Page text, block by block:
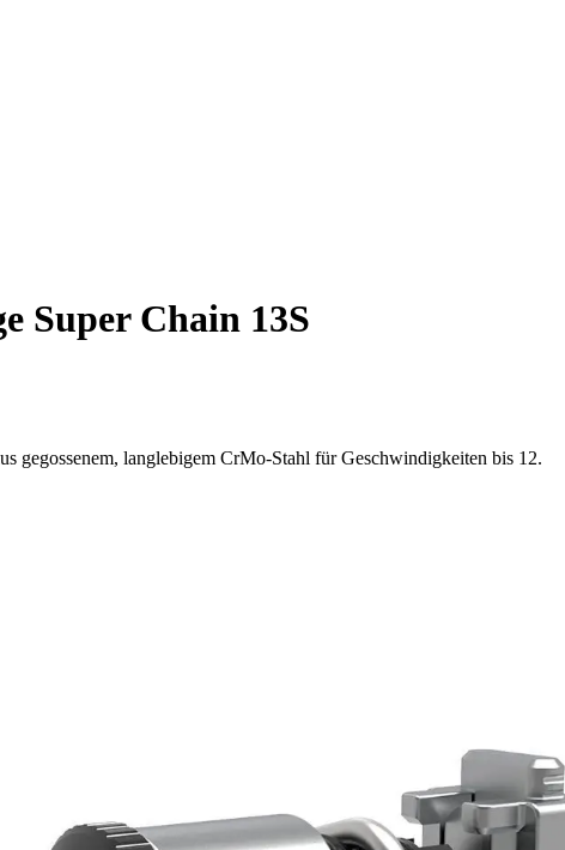
Super Chain 13S
gegossenem, langlebigem CrMo-Stahl für Geschwindigkeiten bis 12.